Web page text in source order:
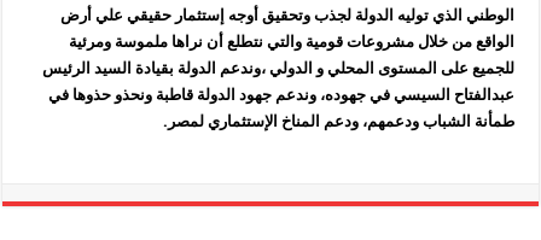
الوطني الذي توليه الدولة لجذب وتحقيق أوجه إستثمار حقيقي علي أرض
الواقع من خلال مشروعات قومية والتي نتطلع أن نراها ملموسة ومرئية
للجميع على المستوى المحلي و الدولي ،وندعم الدولة بقيادة السيد الرئيس
عبدالفتاح السيسي في جهوده، وندعم جهود الدولة قاطبة ونحذو حذوها في
طمأنة الشباب ودعمهم، ودعم المناخ الإستثماري لمصر.